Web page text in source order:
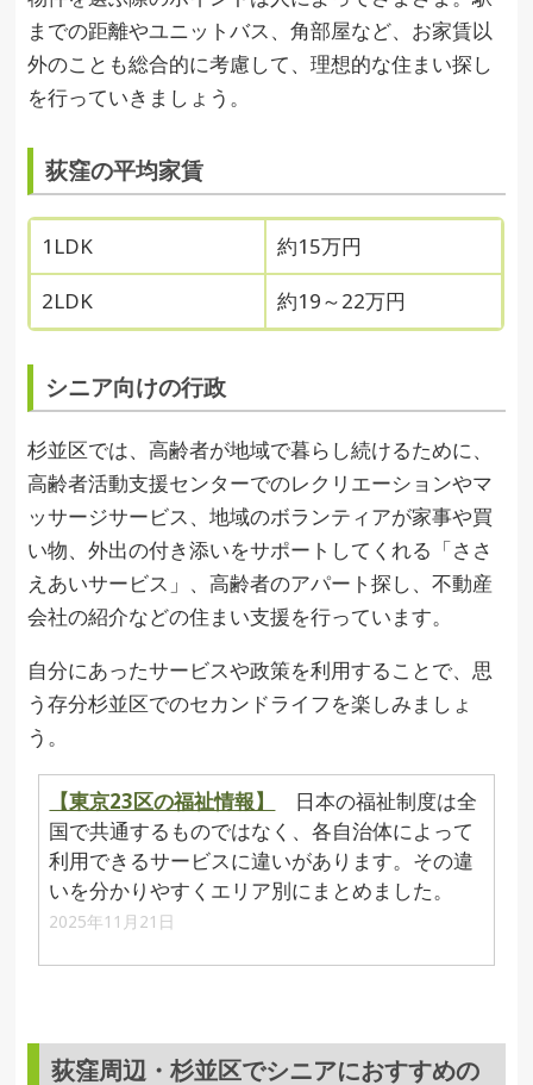
までの距離やユニットバス、角部屋など、お家賃以
外のことも総合的に考慮して、理想的な住まい探し
を行っていきましょう。
荻窪の平均家賃
1LDK
約15万円
2LDK
約19～22万円
シニア向けの行政
杉並区では、高齢者が地域で暮らし続けるために、
高齢者活動支援センターでのレクリエーションやマ
ッサージサービス、地域のボランティアが家事や買
い物、外出の付き添いをサポートしてくれる「ささ
えあいサービス」、高齢者のアパート探し、不動産
会社の紹介などの住まい支援を行っています。
自分にあったサービスや政策を利用することで、思
う存分杉並区でのセカンドライフを楽しみましょ
う。
【東京23区の福祉情報】
日本の福祉制度は全
国で共通するものではなく、各自治体によって
利用できるサービスに違いがあります。その違
いを分かりやすくエリア別にまとめました。
2025年11月21日
荻窪周辺・杉並区でシニアにおすすめの